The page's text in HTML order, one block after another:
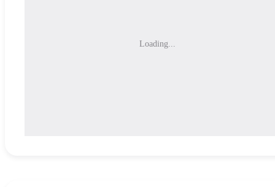
Loading...